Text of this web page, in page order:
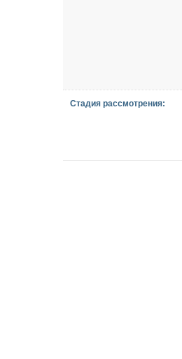
Стадия рассмотрения: